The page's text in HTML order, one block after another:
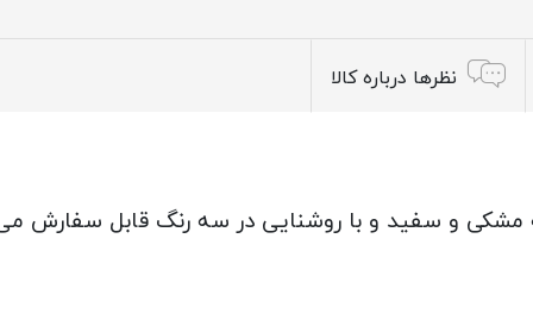
نظرها درباره کالا
مشکی و سفید و با روشنایی در سه رنگ قابل سفارش